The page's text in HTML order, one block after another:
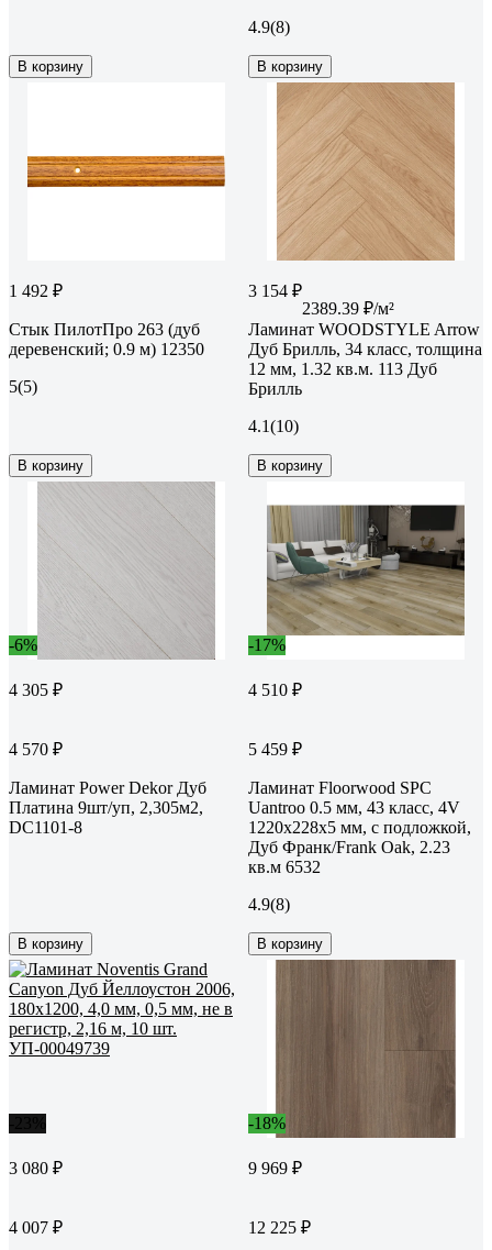
В корзину
4.9(8)
В корзину
1 492 ₽
Стык ПилотПро 263 (дуб
деревенский; 0.9 м) 12350
5(5)
В корзину
3 154 ₽
2389.39 ₽/м²
Ламинат WOODSTYLE Arrow
Дуб Брилль, 34 класс, толщина
12 мм, 1.32 кв.м. 113 Дуб
Брилль
4.1(10)
В корзину
-6%
4 305 ₽
4 570 ₽
Ламинат Power Dekor Дуб
Платина 9шт/уп, 2,305м2,
DC1101-8
В корзину
-17%
4 510 ₽
5 459 ₽
Ламинат Floorwood SPC
Uantroo 0.5 мм, 43 класс, 4V
1220x228x5 мм, c подложкой,
Дуб Франк/Frank Oak, 2.23
кв.м 6532
4.9(8)
В корзину
3 080 ₽
4 007 ₽
-18%
9 969 ₽
12 225 ₽